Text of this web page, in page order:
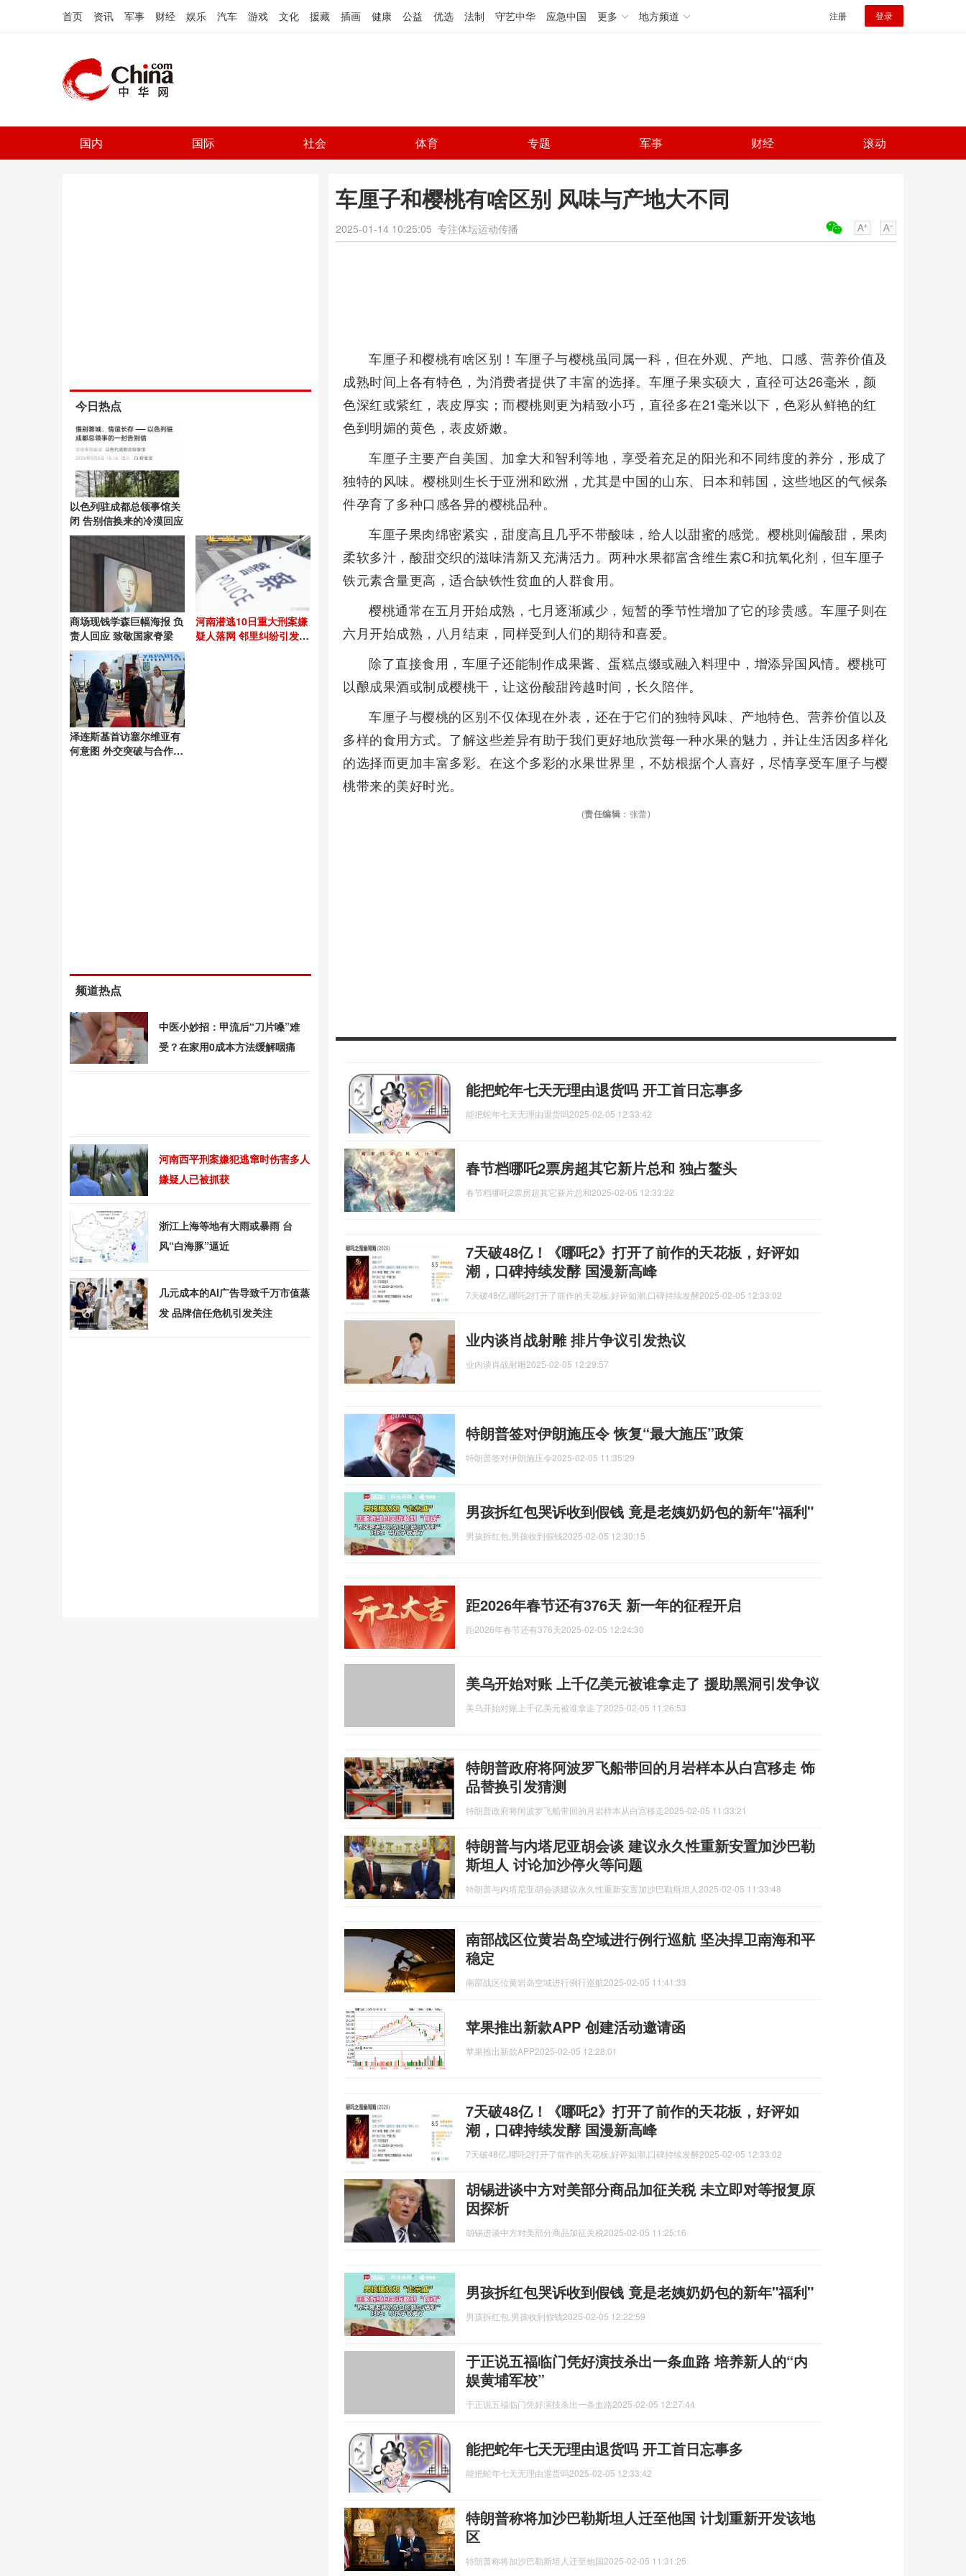
首页 资讯 军事 财经 娱乐 汽车 游戏 文化 援藏 插画 健康 公益 优选 法制 守艺中华 应急中国 更多 地方频道 注册 登录
国内 国际 社会 体育 专题 军事 财经 滚动
车厘子和樱桃有啥区别 风味与产地大不同
2025-01-14 10:25:05 专注体坛运动传播
车厘子和樱桃有啥区别！车厘子与樱桃虽同属一科，但在外观、产地、口感、营养价值及
成熟时间上各有特色，为消费者提供了丰富的选择。车厘子果实硕大，直径可达26毫米，颜
色深红或紫红，表皮厚实；而樱桃则更为精致小巧，直径多在21毫米以下，色彩从鲜艳的红
色到明媚的黄色，表皮娇嫩。
车厘子主要产自美国、加拿大和智利等地，享受着充足的阳光和不同纬度的养分，形成了
独特的风味。樱桃则生长于亚洲和欧洲，尤其是中国的山东、日本和韩国，这些地区的气候条
件孕育了多种口感各异的樱桃品种。
车厘子果肉绵密紧实，甜度高且几乎不带酸味，给人以甜蜜的感觉。樱桃则偏酸甜，果肉
柔软多汁，酸甜交织的滋味清新又充满活力。两种水果都富含维生素C和抗氧化剂，但车厘子
铁元素含量更高，适合缺铁性贫血的人群食用。
樱桃通常在五月开始成熟，七月逐渐减少，短暂的季节性增加了它的珍贵感。车厘子则在
六月开始成熟，八月结束，同样受到人们的期待和喜爱。
除了直接食用，车厘子还能制作成果酱、蛋糕点缀或融入料理中，增添异国风情。樱桃可
以酿成果酒或制成樱桃干，让这份酸甜跨越时间，长久陪伴。
车厘子与樱桃的区别不仅体现在外表，还在于它们的独特风味、产地特色、营养价值以及
多样的食用方式。了解这些差异有助于我们更好地欣赏每一种水果的魅力，并让生活因多样化
的选择而更加丰富多彩。在这个多彩的水果世界里，不妨根据个人喜好，尽情享受车厘子与樱
桃带来的美好时光。
(责任编辑 ：张蕾)
能把蛇年七天无理由退货吗 开工首日忘事多
能把蛇年七天无理由退货吗2025-02-05 12:33:42
春节档哪吒2票房超其它新片总和 独占鳌头
春节档哪吒2票房超其它新片总和2025-02-05 12:33:22
7天破48亿！《哪吒2》打开了前作的天花板，好评如
潮，口碑持续发酵 国漫新高峰
7天破48亿,哪吒2打开了前作的天花板,好评如潮,口碑持续发酵2025-02-05 12:33:02
业内谈肖战射雕 排片争议引发热议
业内谈肖战射雕2025-02-05 12:29:57
特朗普签对伊朗施压令 恢复“最大施压”政策
特朗普签对伊朗施压令2025-02-05 11:35:29
男孩拆红包哭诉收到假钱 竟是老姨奶奶包的新年"福利"
男孩拆红包,男孩收到假钱2025-02-05 12:30:15
距2026年春节还有376天 新一年的征程开启
距2026年春节还有376天2025-02-05 12:24:30
美乌开始对账 上千亿美元被谁拿走了 援助黑洞引发争议
美乌开始对账上千亿美元被谁拿走了2025-02-05 11:26:53
特朗普政府将阿波罗飞船带回的月岩样本从白宫移走 饰
品替换引发猜测
特朗普政府将阿波罗飞船带回的月岩样本从白宫移走2025-02-05 11:33:21
特朗普与内塔尼亚胡会谈 建议永久性重新安置加沙巴勒
斯坦人 讨论加沙停火等问题
特朗普与内塔尼亚胡会谈建议永久性重新安置加沙巴勒斯坦人 2025-02-05 11:33:48
南部战区位黄岩岛空域进行例行巡航 坚决捍卫南海和平
稳定
南部战区位黄岩岛空域进行例行巡航2025-02-05 11:41:33
苹果推出新款APP 创建活动邀请函
苹果推出新款APP2025-02-05 12:28:01
7天破48亿！《哪吒2》打开了前作的天花板，好评如
潮，口碑持续发酵 国漫新高峰
7天破48亿,哪吒2打开了前作的天花板,好评如潮,口碑持续发酵2025-02-05 12:33:02
胡锡进谈中方对美部分商品加征关税 未立即对等报复原
因探析
胡锡进谈中方对美部分商品加征关税2025-02-05 11:25:16
男孩拆红包哭诉收到假钱 竟是老姨奶奶包的新年"福利"
男孩拆红包,男孩收到假钱2025-02-05 12:22:59
于正说五福临门凭好演技杀出一条血路 培养新人的“内
娱黄埔军校”
于正说五福临门凭好演技杀出一条血路2025-02-05 12:27:44
能把蛇年七天无理由退货吗 开工首日忘事多
能把蛇年七天无理由退货吗2025-02-05 12:33:42
特朗普称将加沙巴勒斯坦人迁至他国 计划重新开发该地
区
特朗普称将加沙巴勒斯坦人迁至他国2025-02-05 11:31:25
今日热点
以色列驻成都总领事馆关
闭 告别信换来的冷漠回应
商场现钱学森巨幅海报 负
责人回应 致敬国家脊梁
河南潜逃10日重大刑案嫌
疑人落网 邻里纠纷引发悲
泽连斯基首访塞尔维亚有
何意图 外交突破与合作信
频道热点
中医小妙招：甲流后“刀片嗓”难
受？在家用0成本方法缓解咽痛
河南西平刑案嫌犯逃窜时伤害多人
嫌疑人已被抓获
浙江上海等地有大雨或暴雨 台
风“白海豚”逼近
几元成本的AI广告导致千万市值蒸
发 品牌信任危机引发关注